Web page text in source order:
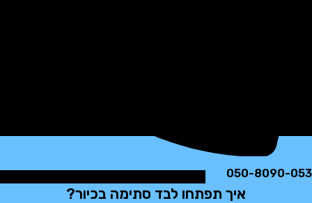
050-
איך תפתחו לבד סתימה בכיור?